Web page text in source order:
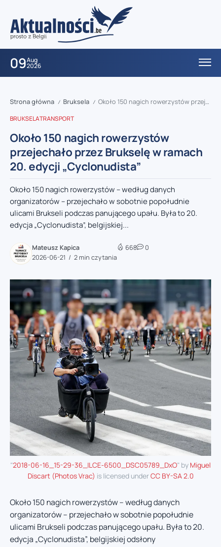
09Aug
2026
Strona główna / Bruksela / Około 150 nagich rowerzystów przejechało przez Brukselę w ramach 20. edycji „Cyclonudista”
BRUKSELATRANSPORT
Około 150 nagich rowerzystów
przejechało przez Brukselę w ramach
20. edycji „Cyclonudista”
Około 150 nagich rowerzystów – według danych
organizatorów – przejechało w sobotnie popołudnie
ulicami Brukseli podczas panującego upału. Była to 20.
edycja „Cyclonudista”, belgijskiej...
Mateusz Kapica
2026-06-21
2 min czytania
668 0
"2018-06-16_15-29-36_ILCE-6500_DSC05789_DxO" by Miguel
Discart (Photos Vrac) is licensed underCC BY-SA 2.0
Około 150 nagich rowerzystów – według danych
organizatorów – przejechało w sobotnie popołudnie
ulicami Brukseli podczas panującego upału. Była to 20.
edycja „Cyclonudista”, belgijskiej odsłony